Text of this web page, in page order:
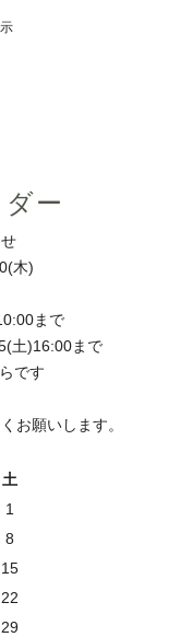
ー
木)
まで
土)16:00まで
です
お願いします。
土
1
8
15
22
29